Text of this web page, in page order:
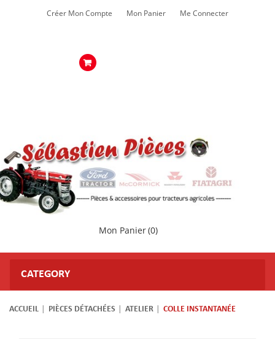
Créer Mon Compte Mon Panier Me Connecter
Mon Panier(0)
CATEGORY
ACCUEIL PIÈCES DÉTACHÉES ATELIER COLLE INSTANTANÉE